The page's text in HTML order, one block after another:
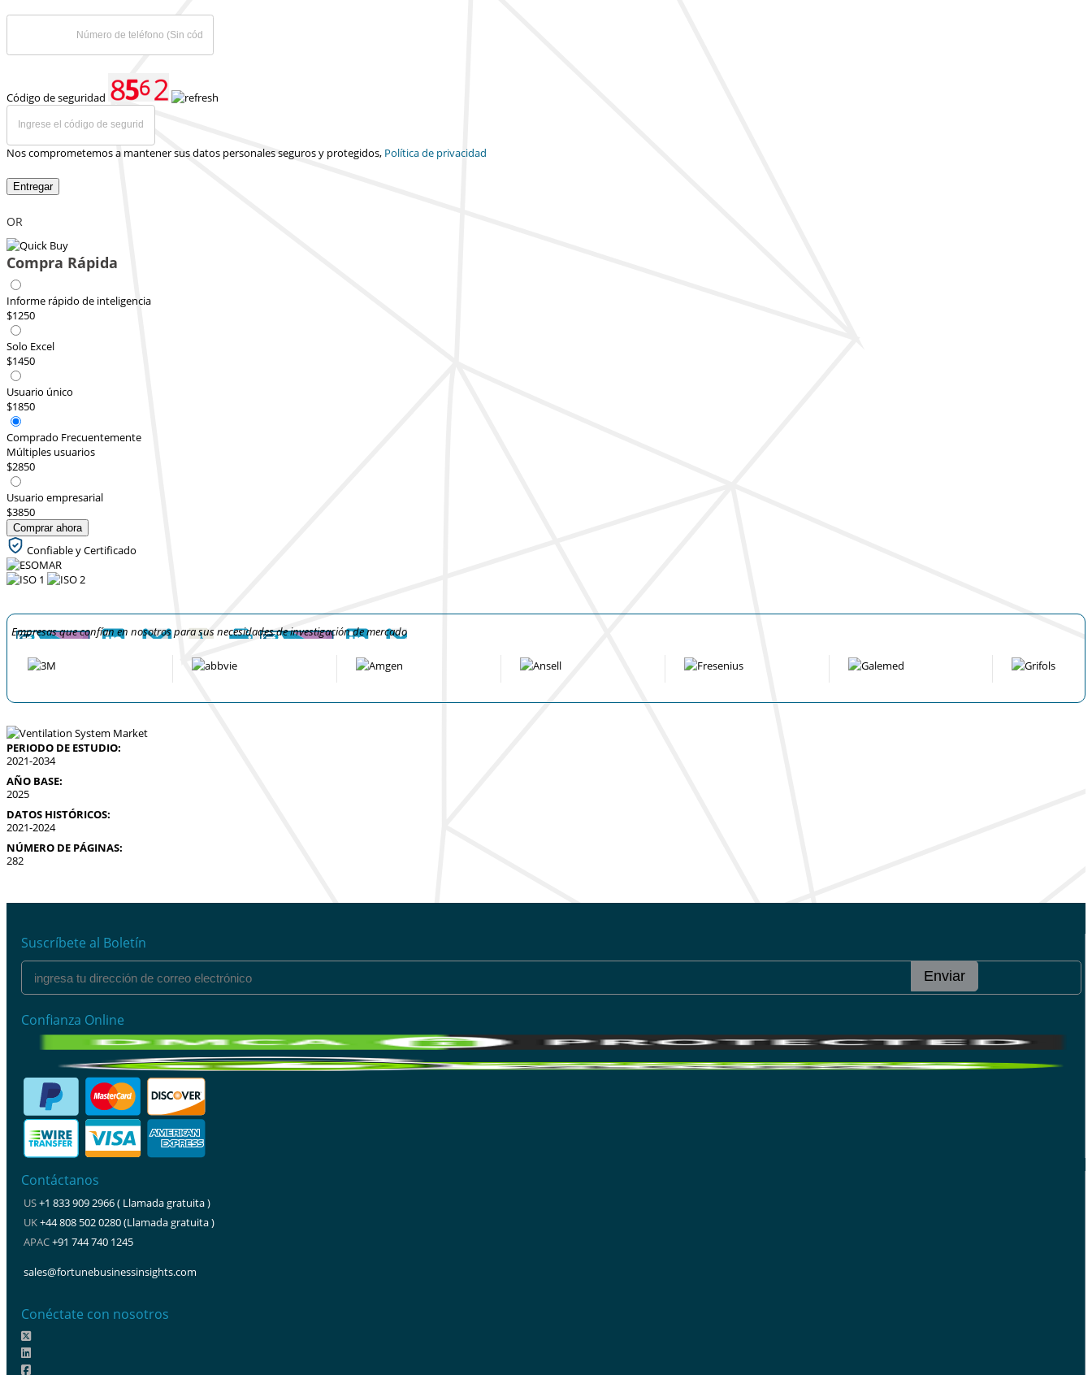
Código de seguridad
Nos comprometemos a mantener sus datos personales seguros y protegidos, Política de privacidad
Entregar
OR
Compra Rápida
Informe rápido de inteligencia
$1250
Solo Excel
$1450
Usuario único
$1850
Comprado Frecuentemente
Múltiples usuarios
$2850
Usuario empresarial
$3850
Comprar ahora
Confiable y Certificado
Empresas que confían en nosotros para sus necesidades de investigación de mercado
PERIODO DE ESTUDIO:
2021-2034
AÑO BASE:
2025
DATOS HISTÓRICOS:
2021-2024
NÚMERO DE PÁGINAS:
282
Suscríbete al Boletín
Enviar
Confianza Online
Contáctanos
US+1 833 909 2966 ( Llamada gratuita )
UK+44 808 502 0280 (Llamada gratuita )
APAC+91 744 740 1245
sales@fortunebusinessinsights.com
Conéctate con nosotros